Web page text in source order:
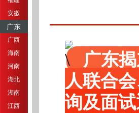
安徽
广东
广西
海南
河南
湖北
湖南
江西
广东
人联合
询及面